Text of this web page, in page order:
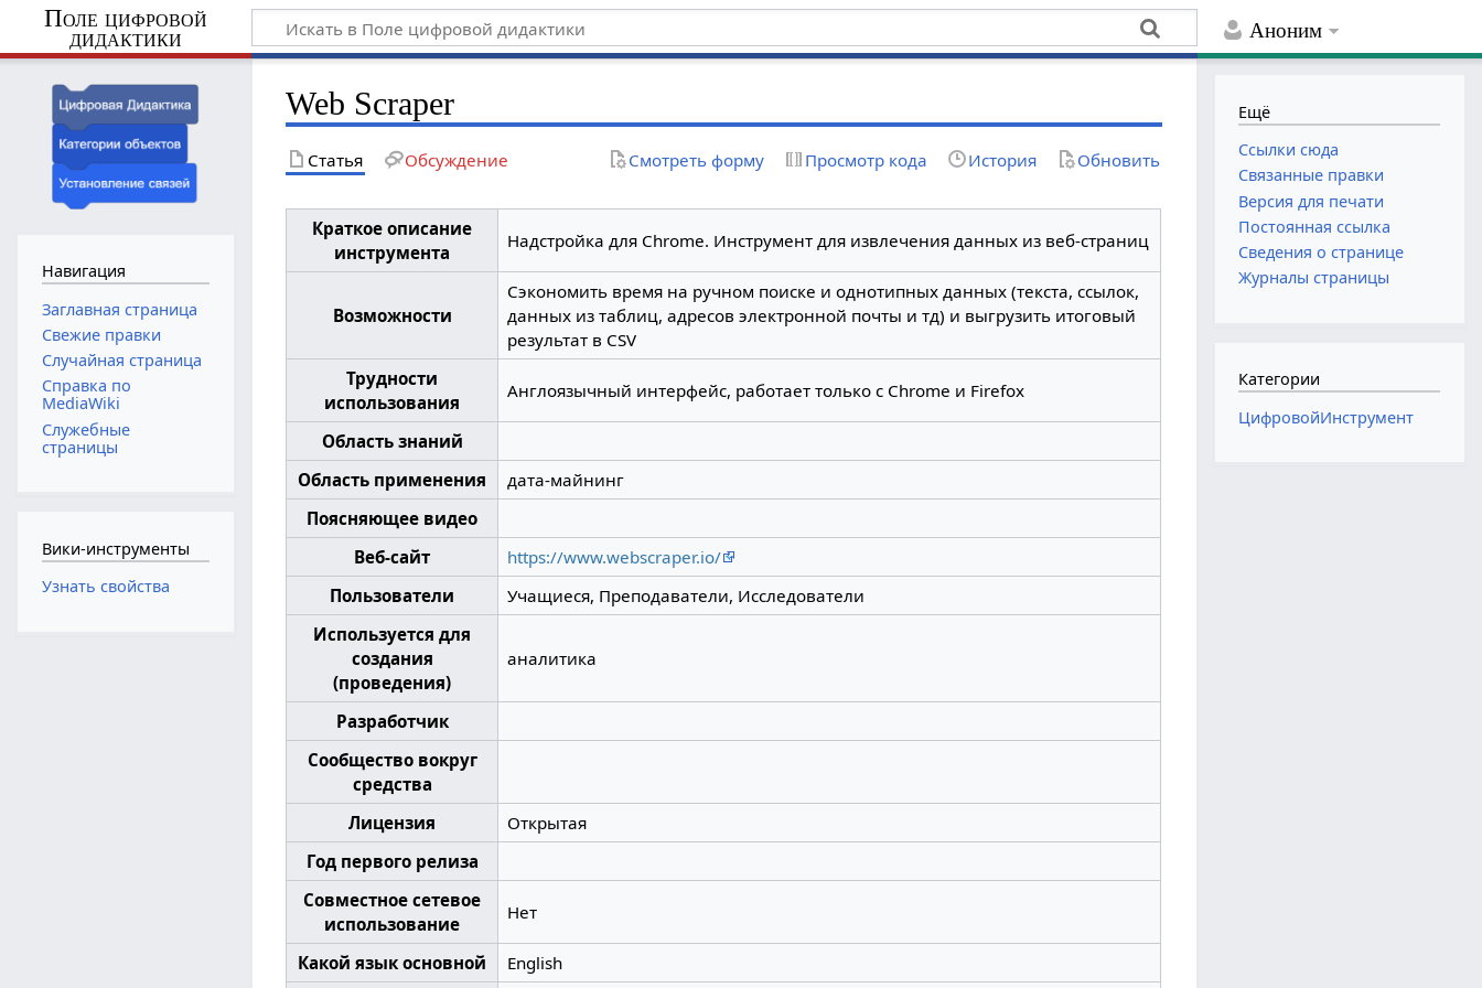
Аноним
Поле цифровой
дидактики
Web Scraper
Статья Обсуждение Смотреть форму Просмотр кода История Обновить
Краткое описание
инструмента
Надстройка для Chrome. Инструмент для извлечения данных из веб-страниц
Возможности
Сэкономить время на ручном поиске и однотипных данных (текста, ссылок,
данных из таблиц, адресов электронной почты и тд) и выгрузить итоговый
результат в CSV
Трудности
использования
Англоязычный интерфейс, работает только с Chrome и Firefox
Область знаний
Область применения
дата-майнинг
Поясняющее видео
Веб-сайт
https://www.webscraper.io/
Пользователи
Учащиеся, Преподаватели, Исследователи
Используется для
создания
(проведения)
аналитика
Разработчик
Сообщество вокруг
средства
Лицензия
Открытая
Год первого релиза
Совместное сетевое
использование
Нет
Какой язык основной English
Навигация
Заглавная страница
Свежие правки
Случайная страница
Справка по
MediaWiki
Служебные
страницы
Вики-инструменты
Узнать свойства
Ещё
Ссылки сюда
Связанные правки
Версия для печати
Постоянная ссылка
Сведения о странице
Журналы страницы
Категории
ЦифровойИнструмент